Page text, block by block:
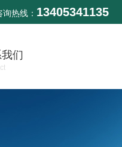
热线： 13405341135
们